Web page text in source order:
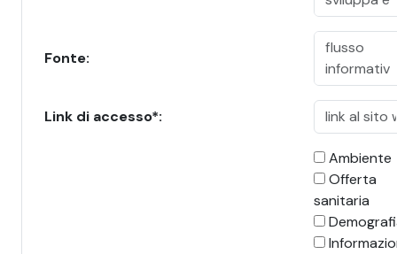
Fonte:
Link di accesso*:
Ambiente
Offerta
sanitaria